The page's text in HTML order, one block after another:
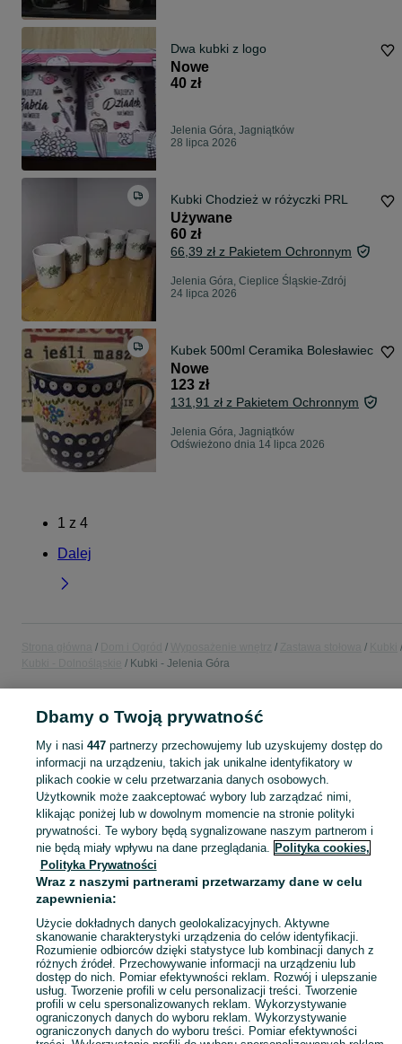
Dwa kubki z logo
Nowe
40 zł
Jelenia Góra, Jagniątków
28 lipca 2026
Kubki Chodzież w różyczki PRL
Używane
60 zł
66,39 zł z Pakietem Ochronnym
Jelenia Góra, Cieplice Śląskie-Zdrój
24 lipca 2026
Kubek 500ml Ceramika Bolesławiec
Nowe
123 zł
131,91 zł z Pakietem Ochronnym
Jelenia Góra, Jagniątków
Odświeżono dnia 14 lipca 2026
1 z 4
Dalej
Kubki - Jelenia Góra
POLSKA » DOLNOŚLĄSKIE » JELENIA GÓRA
KATEGORIA
Sprzedaż kubków Jelenia Góra ▶️ Szeroki wybór modeli, kształtów i materiałów ✅ Nowe i używane w atrakcyjnych cenach ☝ Sprawdź oferty i kupuj na OLX.pl! Zobacz
Mapa kategorii
Mapa miejscowości
Mapa ministron
Popularne wyszukiwania
Dbamy o Twoją prywatność
My i nasi 447partnerzy przechowujemy lub uzyskujemy dostęp do
informacji na urządzeniu, takich jak unikalne identyfikatory w
plikach cookie w celu przetwarzania danych osobowych.
Użytkownik może zaakceptować wybory lub zarządzać nimi,
klikając poniżej lub w dowolnym momencie na stronie polityki
prywatności. Te wybory będą sygnalizowane naszym partnerom i
nie będą miały wpływu na dane przeglądania. Polityka cookies,
Polityka Prywatności
Wraz z naszymi partnerami przetwarzamy dane w celu
zapewnienia:
Użycie dokładnych danych geolokalizacyjnych. Aktywne
skanowanie charakterystyki urządzenia do celów identyfikacji.
Rozumienie odbiorców dzięki statystyce lub kombinacji danych z
różnych źródeł. Przechowywanie informacji na urządzeniu lub
dostęp do nich. Pomiar efektywności reklam. Rozwój i ulepszanie
usług. Tworzenie profili w celu personalizacji treści. Tworzenie
profili w celu spersonalizowanych reklam. Wykorzystywanie
ograniczonych danych do wyboru reklam. Wykorzystywanie
ograniczonych danych do wyboru treści. Pomiar efektywności